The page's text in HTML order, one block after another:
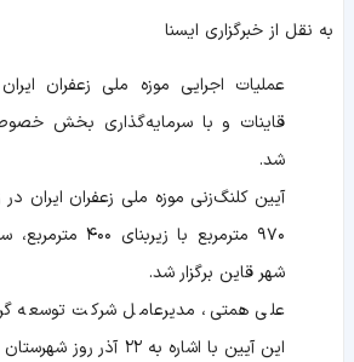
به نقل از خبرگزاری ایسنا
عملیات اجرایی موزه ملی زعفران
قاینات و با سرمایه‌گذاری بخش
شد.
آیین کلنگ‌زنی موزه ملی زعفران ایران
شهر قاین برگزار شد.
علی همتی، مدیرعامل شرکت توسعه
این آیین با اشاره به ۲۲